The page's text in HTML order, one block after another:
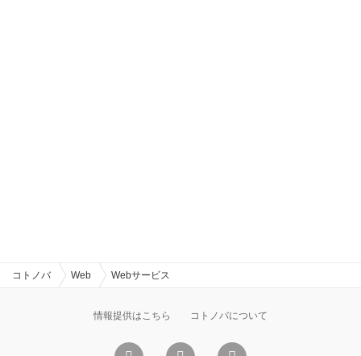
コトノバ Web Webサービス
情報提供はこちら コトノバについて